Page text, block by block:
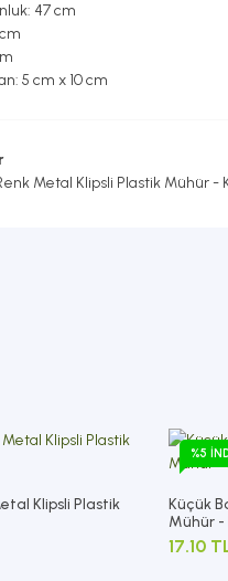
47 cm
5 cm x 10 cm
Renk Metal Klipsli Plastik
Klipsli Plastik
%5
Küçük
Mühür -
17.10